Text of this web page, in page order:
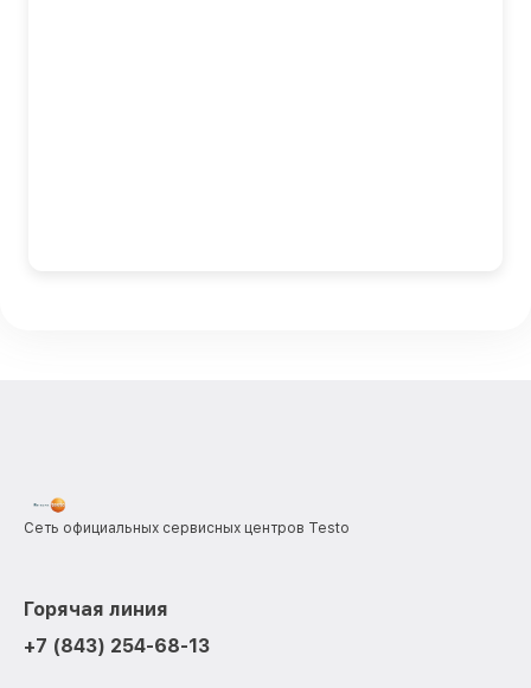
Сеть официальных сервисных центров Testo
Горячая линия
+7 (843) 254-68-13